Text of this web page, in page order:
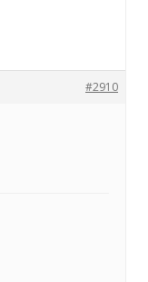
#2910